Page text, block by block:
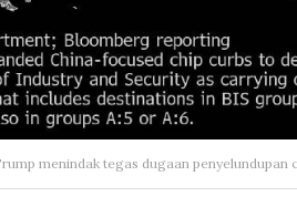
menindak tegas dugaan penyelundupan